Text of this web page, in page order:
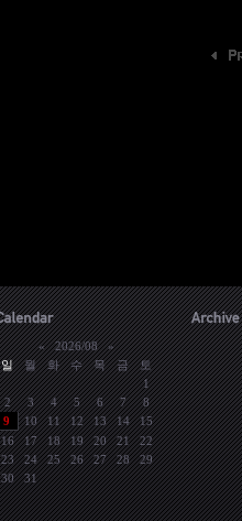
« 2026/08
»
일
월 화 수 목 금
토
1
2
3 4 5 6 7
8
9
10 11 12 13 14
15
16
17 18 19 20 21
22
23
24 25 26 27 28
29
30
31